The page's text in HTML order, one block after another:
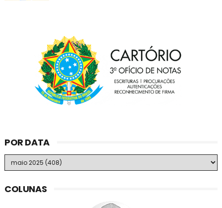
POR DATA
COLUNAS